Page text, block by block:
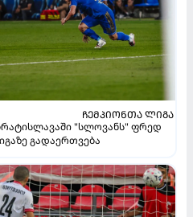
ᲩᲔᲛᲞᲘᲝᲜᲗᲐ ᲚᲘᲒᲐ
ბრატისლავაში "სლოვანს" ფრედ
გადაერთვება